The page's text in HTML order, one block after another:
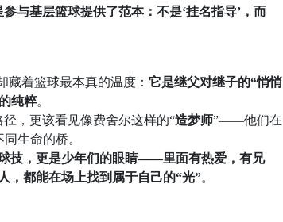
与基层篮球提供了范本：不是‘挂名指导’，而
藏着篮球最本真的温度： 它是继父对继子的“悄悄
纯粹。
径，更该看见像费舍尔这样的“造梦师”——他们在
生命的桥。
技，更是少年们的眼睛——里面有热爱，有兄
，都能在场上找到属于自己的“光”。